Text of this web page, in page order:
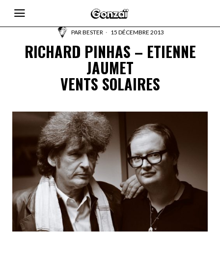
PARBESTER 15 DÉCEMBRE 2013
RICHARD PINHAS – ETIENNE
JAUMET
VENTS SOLAIRES